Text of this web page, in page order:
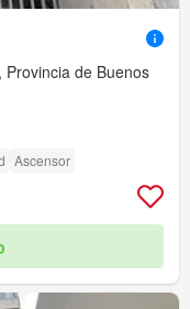
de Buenos
Ascensor